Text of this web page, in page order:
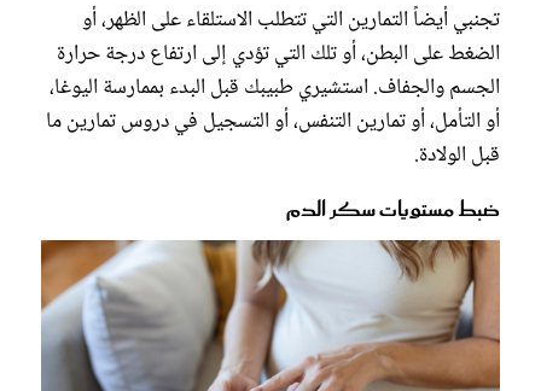
تجنبي أيضاً التمارين التي تتطلب الاستلقاء على الظهر، أو
الضغط على البطن، أو تلك التي تؤدي إلى ارتفاع درجة حرارة
الجسم والجفاف. استشيري طبيبك قبل البدء بممارسة اليوغا،
أو التأمل، أو تمارين التنفس، أو التسجيل في دروس تمارين ما
قبل الولادة.
ضبط مستويات سكر الدم